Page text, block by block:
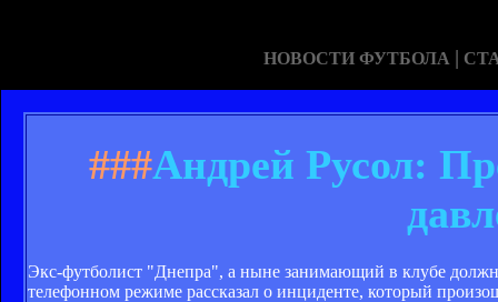
НОВОСТИ ФУТБОЛА |
###Андрей Русол:
Экс-футболист "Днепра", а ныне занимающий в клубе
телефонном режиме рассказал о инциденте, который